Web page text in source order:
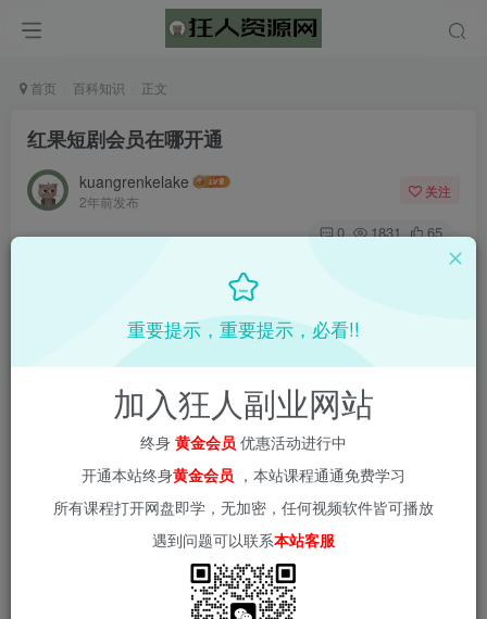
首页 百科知识 正文
红果短剧会员在哪开通
kuangrenkelake
2年前发布
关注
0 1831 65
重要提示，重要提示，必看!!
加入狂人副业网站
终身 黄金会员 优惠活动进行中
开通本站终身黄金会员 ，本站课程通通免费学习
所有课程打开网盘即学，无加密，任何视频软件皆可播放
遇到问题可以联系本站客服